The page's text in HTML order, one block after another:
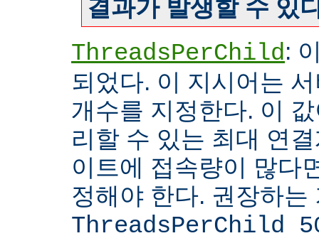
결과가 발생할 수 있
ThreadsPerChild:
되었다. 이 지시어는
개수를 지정한다. 이
리할 수 있는 최대 연
이트에 접속량이 많다
정해야 한다. 권장하는
ThreadsPerChild